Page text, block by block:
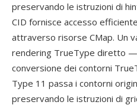
preservando le istruzioni di
CID fornisce accesso
attraverso risorse CMap. Un
rendering TrueType diretto
conversione dei contorni
Type 11 passa i contorni
preservando le istruzioni di